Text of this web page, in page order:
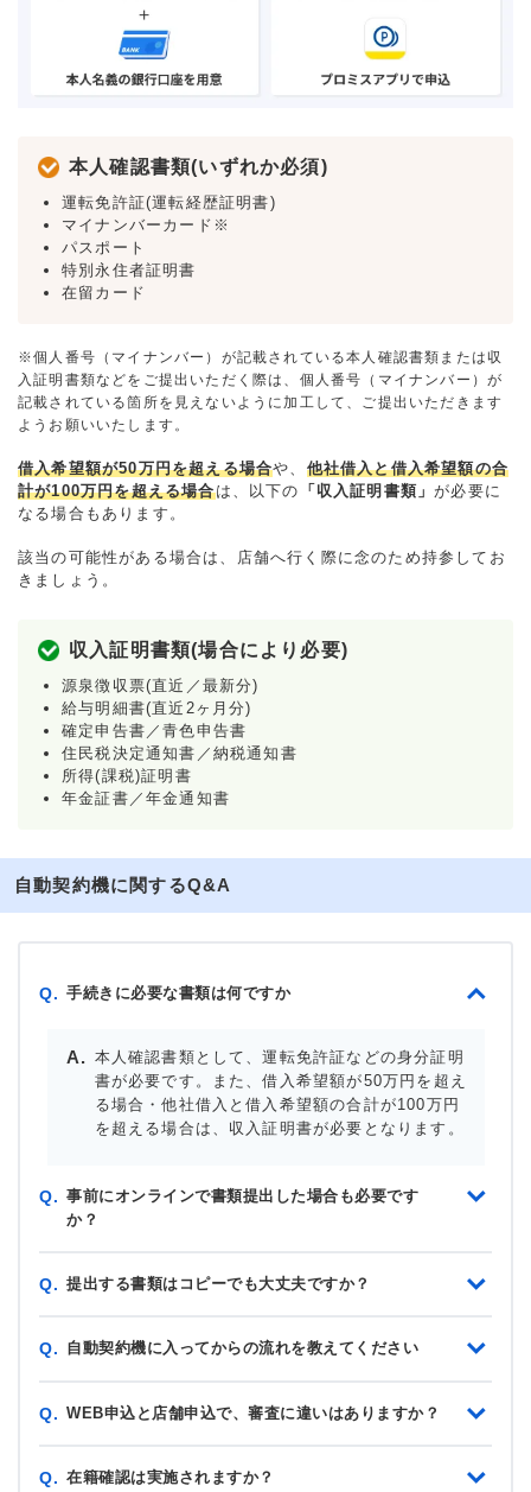
本人確認書類(いずれか必須)
運転免許証(運転経歴証明書)
マイナンバーカード※
パスポート
特別永住者証明書
在留カード
※個人番号（マイナンバー）が記載されている本人確認書類または収
入証明書類などをご提出いただく際は、個人番号（マイナンバー）が
記載されている箇所を見えないように加工して、ご提出いただきます
ようお願いいたします。
借入希望額が50万円を超える場合や、 他社借入と借入希望額の合
計が100万円を超える場合は、以下の 「収入証明書類」が必要に
なる場合もあります。
該当の可能性がある場合は、店舗へ行く際に念のため持参してお
きましょう。
収入証明書類(場合により必要)
源泉徴収票(直近／最新分)
給与明細書(直近2ヶ月分)
確定申告書／青色申告書
住民税決定通知書／納税通知書
所得(課税)証明書
年金証書／年金通知書
自動契約機に関するQ&A
Q. 手続きに必要な書類は何ですか
本人確認書類として、運転免許証などの身分証明
書が必要です。また、借入希望額が50万円を超え
る場合・他社借入と借入希望額の合計が100万円
を超える場合は、収入証明書が必要となります。
Q. 事前にオンラインで書類提出した場合も必要です
か？
Q. 提出する書類はコピーでも大丈夫ですか？
Q. 自動契約機に入ってからの流れを教えてください
Q. WEB申込と店舗申込で、審査に違いはありますか？
Q. 在籍確認は実施されますか？